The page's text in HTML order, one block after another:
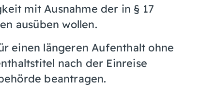
mit Ausnahme der in § 17
ausüben wollen.
einen längeren Aufenthalt ohne
nach der Einreise
beantragen.